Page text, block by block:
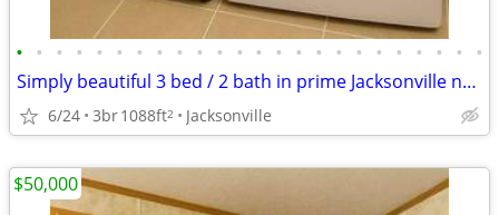
• • • • • • • • • • • • • • • • • • • • • • • •
Simply beautiful 3 bed / 2 bath in prime Jacksonville neighborhood
6/24 3br1088ft2 Jacksonville
$50,000